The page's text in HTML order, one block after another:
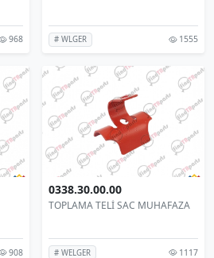
968 # WLGER 1555
908
0338.30.00.00
TOPLAMA TELİ SAC MUHAFAZA
# WELGER 1117